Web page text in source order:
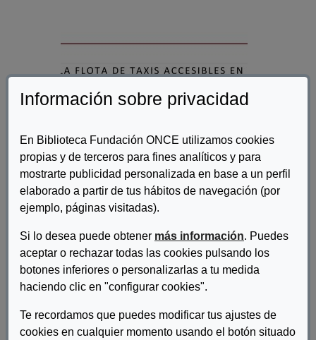
Información sobre privacidad
En Biblioteca Fundación ONCE utilizamos cookies
propias y de terceros para fines analíticos y para
mostrarte publicidad personalizada en base a un perfil
elaborado a partir de tus hábitos de navegación (por
ejemplo, páginas visitadas).
Si lo desea puede obtener más información. Puedes
aceptar o rechazar todas las cookies pulsando los
botones inferiores o personalizarlas a tu medida
haciendo clic en "configurar cookies".
Te recordamos que puedes modificar tus ajustes de
cookies en cualquier momento usando el botón situado
Autor/es:
Dirección de Accesibilidad Universal de la Fundación
ONCE
Informe de resultados noviembre de 2017. La Fundación ONCE